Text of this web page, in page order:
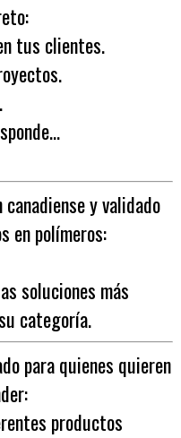
tus clientes.
y validado
en polímeros:
soluciones más
categoría.
para quienes quieren
productos